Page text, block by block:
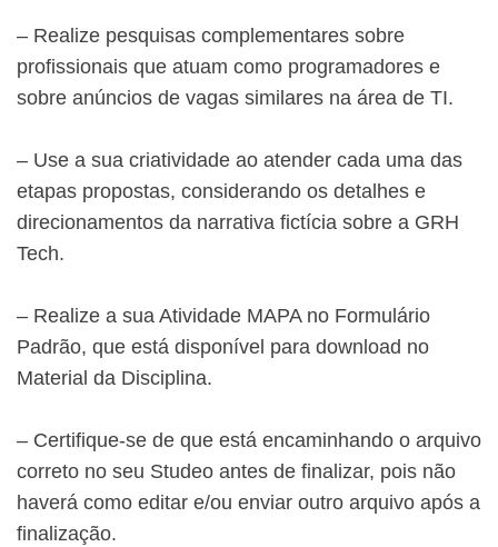
– Realize pesquisas complementares sobre
profissionais que atuam como programadores e
sobre anúncios de vagas similares na área de TI.
– Use a sua criatividade ao atender cada uma das
etapas propostas, considerando os detalhes e
direcionamentos da narrativa fictícia sobre a GRH
Tech.
– Realize a sua Atividade MAPA no Formulário
Padrão, que está disponível para download no
Material da Disciplina.
– Certifique-se de que está encaminhando o arquivo
correto no seu Studeo antes de finalizar, pois não
haverá como editar e/ou enviar outro arquivo após a
finalização.